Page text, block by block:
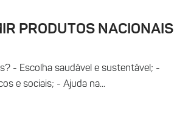
PRODUTOS NACIONAIS
- Escolha saudável e sustentável; -
e sociais; - Ajuda na...